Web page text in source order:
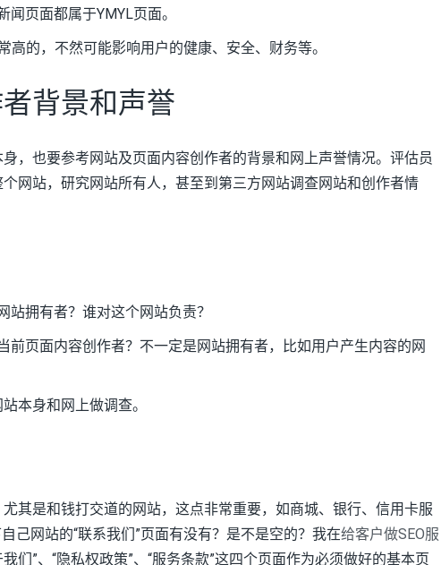
页面都属于YMYL页面。
高的，不然可能影响用户的健康、安全、财务等。
背景和声誉
，也要参考网站及页面内容创作者的背景和网上声誉情况。评估员
网站，研究网站所有人，甚至到第三方网站调查网站和创作者情
站拥有者？谁对这个网站负责？
前页面内容创作者？不一定是网站拥有者，比如用户产生内容的网
本身和网上做调查。
其是和钱打交道的网站，这点非常重要，如商城、银行、信用卡服
己网站的“联系我们”页面有没有？是不是空的？我在给客户做SEO服
们”、“隐私权政策”、“服务条款”这四个页面作为必须做好的基本页